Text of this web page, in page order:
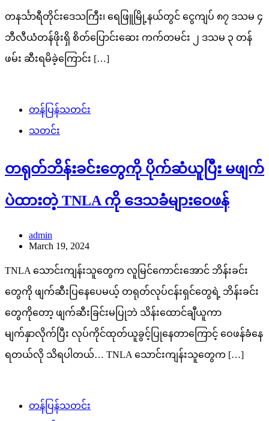
တနင်္သာရီတိုင်းဒေသကြီး၊ ရေဖြူမြို့နယ်တွင် ငွေကျပ် ၈၇ ဒသမ ၄
ဘီလီယံတန်ဖိုးရှိ စိတ်ပြောင်းဆေး ကက်တမင်း ၂ ဒသမ ၃ တန်
ဖမ်း ဆီးရမိခဲ့ကြောင်း […]
တန်ပြန်သတင်း
သတင်း
တရုတ်ဘိန်းခင်းတွေကို ပိုက်ဆံယူပြီး မဖျက်
ပဲထားတဲ့ TNLA ကို ဒေသခံများဝေဖန်
admin
March 19, 2024
TNLA သောင်းကျန်းသူတွေက လူမြင်ကောင်းအောင် ဘိန်းခင်း
တွေကို ဖျက်ဆီးပြနေပေမယ့် တရုတ်လုပ်ငန်းရှင်တွေရဲ့ ဘိန်းခင်း
တွေကိုတော့ ဖျက်ဆီးခြင်းမပြုဘဲ သိန်းထောင်ချီယူကာ
မျက်နှာလိုက်ပြီး လုပ်ကိုင်ထုတ်ယူခွင့်ပြုနေတာကြောင့် ဝေဖန်ခံနေ
ရတယ်လို သိရပါတယ်… TNLA သောင်းကျန်းသူတွေက […]
တန်ပြန်သတင်း